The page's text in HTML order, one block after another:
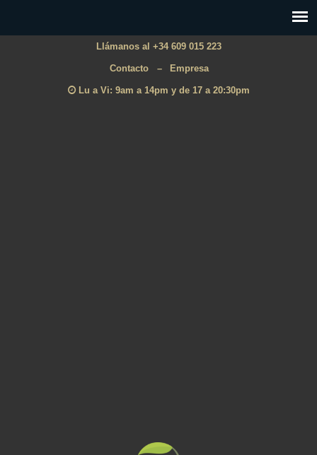
Llámanos al +34 609 015 223
Contacto – Empresa
Lu a Vi: 9am a 14pm y de 17 a 20:30pm